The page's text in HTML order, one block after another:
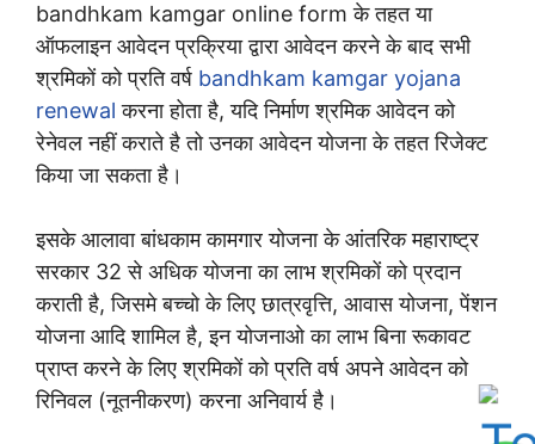
bandhkam kamgar online form के तहत या
ऑफलाइन आवेदन प्रक्रिया द्वारा आवेदन करने के बाद सभी
श्रमिकों को प्रति वर्ष bandhkam kamgar yojana
renewal करना होता है, यदि निर्माण श्रमिक आवेदन को
रेनेवल नहीं कराते है तो उनका आवेदन योजना के तहत रिजेक्ट
किया जा सकता है।
इसके आलावा बांधकाम कामगार योजना के आंतरिक महाराष्ट्र
सरकार 32 से अधिक योजना का लाभ श्रमिकों को प्रदान
कराती है, जिसमे बच्चो के लिए छात्रवृत्ति, आवास योजना, पेंशन
योजना आदि शामिल है, इन योजनाओ का लाभ बिना रूकावट
प्राप्त करने के लिए श्रमिकों को प्रति वर्ष अपने आवेदन को
रिनिवल (नूतनीकरण) करना अनिवार्य है।